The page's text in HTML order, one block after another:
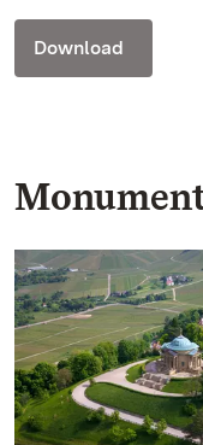
Download